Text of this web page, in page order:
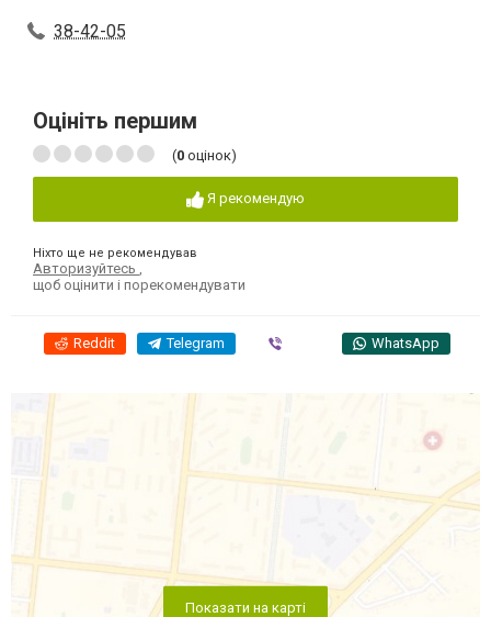
38-42-05
Оцініть першим
(0 оцінок)
Я рекомендую
Ніхто ще не рекомендував
Авторизуйтесь
щоб оцінити і порекомендувати
Reddit Telegram WhatsApp
Показати на карті